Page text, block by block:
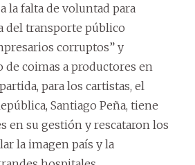
la falta de voluntad para
del transporte público
corruptos” y
de coimas a productores en
para los cartistas, el
Santiago Peña, tiene
en su gestión y rescataron los
la imagen país y la